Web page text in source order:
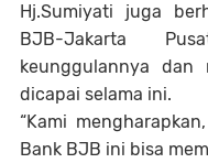
Hj.Sumiyati juga
BJB-Jakarta
keunggulannya dan
dicapai selama ini.
“Kami
Bank BJB ini bisa